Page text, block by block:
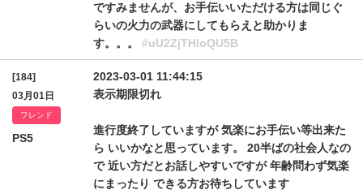
ですみませんが、お手伝いいただける方は同じぐ
らいの火力の武器にしてもらえと助かりま
す。。。 #uU2ZjTHloQU5B
[184]
03月01日
フレンド
PS5
2023-03-01 11:44:15
表示期限切れ
進行度終了していますが 気楽にお手伝い等出来た
ら いいかなと思っています。 20半ばの社会人なの
で 近い方だとお話しやすいですが 年齢問わず気楽
にまったり できる方お待ちしています